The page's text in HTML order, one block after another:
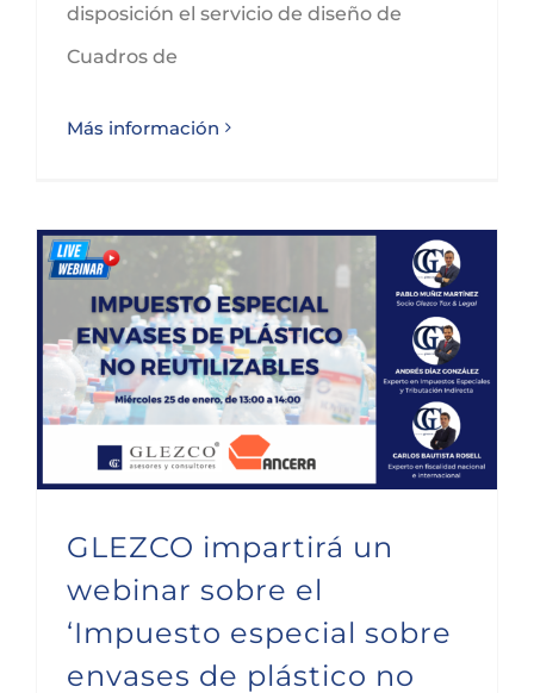
disposición el servicio de diseño de
Cuadros de
Más información
GLEZCO impartirá un
webinar sobre el
‘Impuesto especial sobre
envases de plástico no